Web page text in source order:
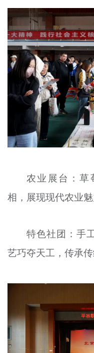
农业展台：草
相，展现现代农业魅
特色社团：手
艺巧夺天工，传承传